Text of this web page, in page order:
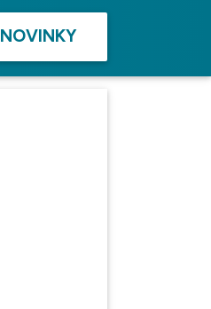
NOVINKY